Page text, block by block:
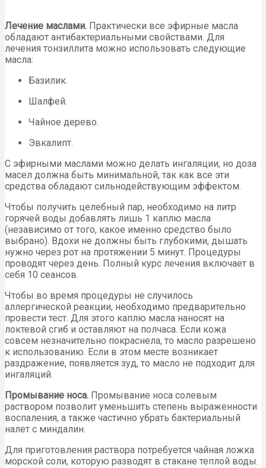
Лечение маслами. Практически все эфирные масла
обладают антибактериальными свойствами. Для
лечения тонзиллита можно использовать следующие
масла:
Базилик.
Шалфей.
Чайное дерево.
Эвкалипт.
С эфирными маслами можно делать ингаляции, но доза
масел должна быть минимальной, так как все эти
средства обладают сильнодействующим эффектом.
Чтобы получить целебный пар, необходимо на литр
горячей воды добавлять лишь 1 каплю масла
(независимо от того, какое именно средство было
выбрано). Вдохи не должны быть глубокими, дышать
нужно через рот на протяжении 5 минут. Процедуры
проводят через день. Полный курс лечения включает в
себя 10 сеансов.
Чтобы во время процедуры не случилось
аллергической реакции, необходимо предварительно
провести тест. Для этого каплю масла наносят на
локтевой сгиб и оставляют на полчаса. Если кожа
совсем незначительно покраснела, то масло разрешено
к использованию. Если в этом месте возникает
раздражение, появляется зуд, то масло не подходит для
ингаляций.
Промывание носа. Промывание носа солевым
раствором позволит уменьшить степень выраженности
воспаления, а также частично убрать бактериальный
налет с миндалин.
Для приготовления раствора потребуется чайная ложка
морской соли, которую разводят в стакане теплой воды.